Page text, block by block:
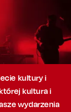
kultury i
kultura i
wydarzenia